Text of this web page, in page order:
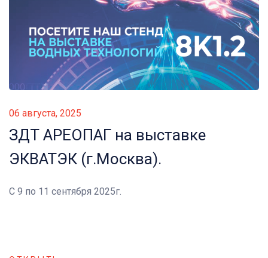
06 августа, 2025
ЗДТ АРЕОПАГ на выставке
ЭКВАТЭК (г.Москва).
С 9 по 11 сентября 2025г.